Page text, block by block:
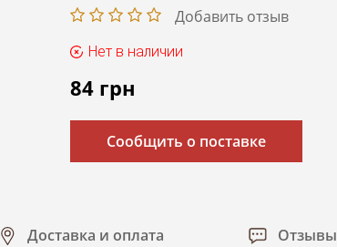
Добавить отзыв
Нет в наличии
84 грн
Сообщить о поставке
Доставка и оплата Отзывы